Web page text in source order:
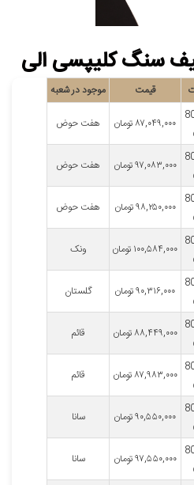
سنگ کلیپسی الی
قیمت موجود در شعبه
۸۷,۰۴۹,۰۰۰تومان هفت حوض
۹۷,۰۸۳,۰۰۰تومان هفت حوض
۹۸,۲۵۰,۰۰۰تومان هفت حوض
۱۰۰,۵۸۴,۰۰۰ تومان ونک
۹۰,۳۱۶,۰۰۰تومان گلستان
۸۸,۴۴۹,۰۰۰تومان قائم
۸۷,۹۸۳,۰۰۰تومان قائم
۹۰,۵۵۰,۰۰۰تومان سانا
۹۷,۵۵۰,۰۰۰تومان سانا